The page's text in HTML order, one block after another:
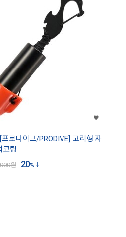
[프로다이브/PRODIVE] 고리형 자
코팅
원 20%